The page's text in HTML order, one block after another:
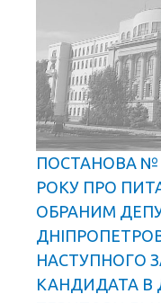
ПОСТАНОВА №
РОКУ ПРО
ОБРАНИМ
НАСТУПНОГО
КАНДИДАТА В